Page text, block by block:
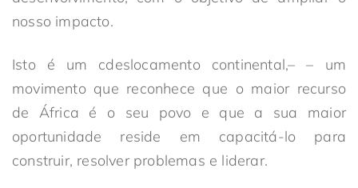
nosso impacto.
Isto é um cdeslocamento continental,– – um
movimento que reconhece que o maior recurso
de África é o seu povo e que a sua maior
oportunidade reside em capacitá-lo para
construir, resolver problemas e liderar.